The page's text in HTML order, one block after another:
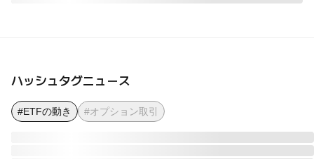
ハッシュタグニュース
#ETFの動き #オプション取引